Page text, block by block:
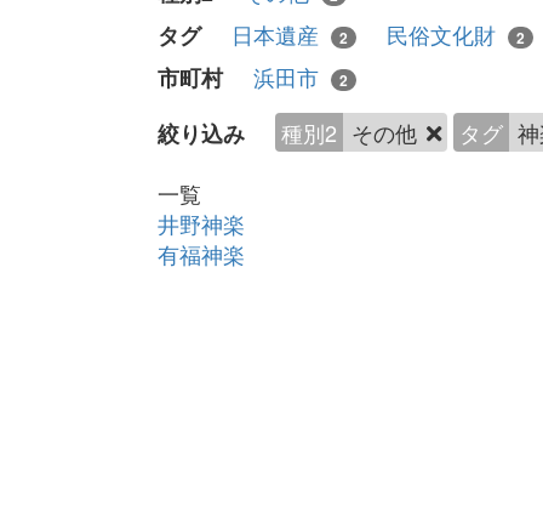
タグ 日本遺産 2 民俗文化財 2
市町村 浜田市 2
絞り込み 種別2 その他 タグ
一覧
井野神楽
有福神楽